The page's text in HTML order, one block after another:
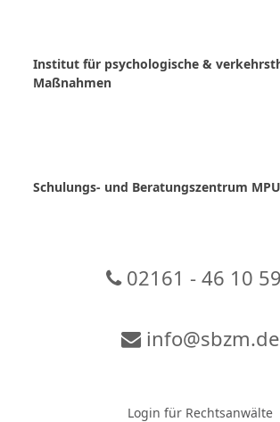
Institut für psychologische &
Maßnahmen
Schulungs- und Beratungszentrum MPU
02161 - 46 10
info@sbzm.de
Login für Rechtsanwälte